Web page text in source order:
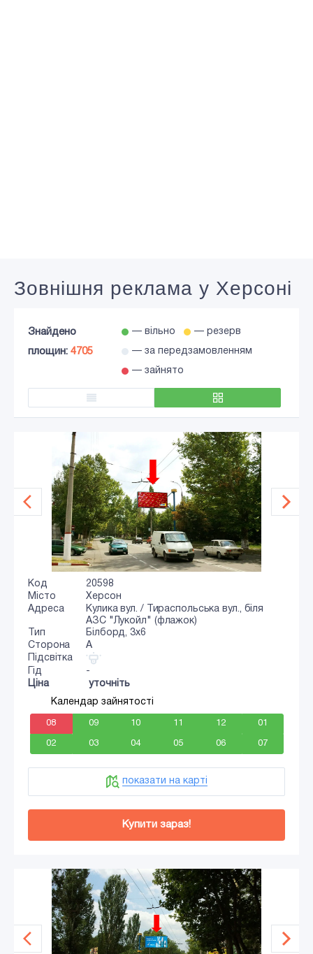
Зовнішня реклама у Херсоні
Знайдено
площин: 4705
— вільно — резерв
— за передзамовленням
— зайнято
Код
20598
Місто
Херсон
Адреса
Кулика вул. / Тираспольська вул., біля
АЗС "Лукойл" (флажок)
Тип
Білборд, 3x6
Сторона
A
Підсвітка
Гід
-
Ціна
уточніть
Календар зайнятості
08 09 10 11 12 01
02 03 04 05 06 07
показати на карті
Купити зараз!